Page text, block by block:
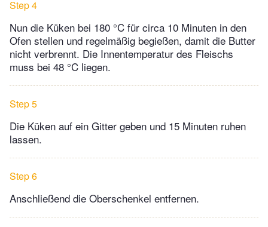
Step 4
Nun die Küken bei 180 °C für circa 10 Minuten in den
Ofen stellen und regelmäßig begießen, damit die Butter
nicht verbrennt. Die Innentemperatur des Fleischs
muss bei 48 °C liegen.
Step 5
Die Küken auf ein Gitter geben und 15 Minuten ruhen
lassen.
Step 6
Anschließend die Oberschenkel entfernen.